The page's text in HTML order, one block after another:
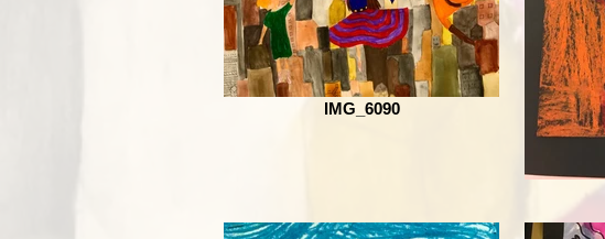
IMG_6090